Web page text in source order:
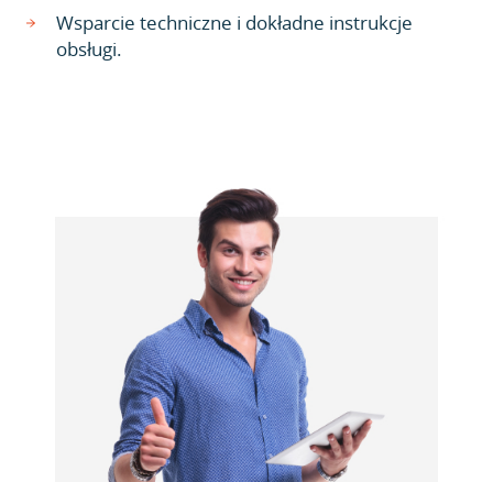
Wsparcie techniczne i dokładne instrukcje
obsługi.